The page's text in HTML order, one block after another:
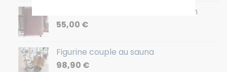
Portefeuille homme - Cuir - Marron
55,00 €
Figurine couple au sauna
98,90 €